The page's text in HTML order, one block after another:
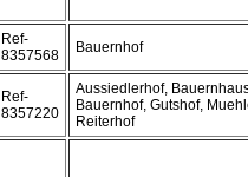
Ref-
8357568
Bauernhof
Ref-
8357220
Aussiedlerhof,
Bauernhof, Gutshof,
Reiterhof